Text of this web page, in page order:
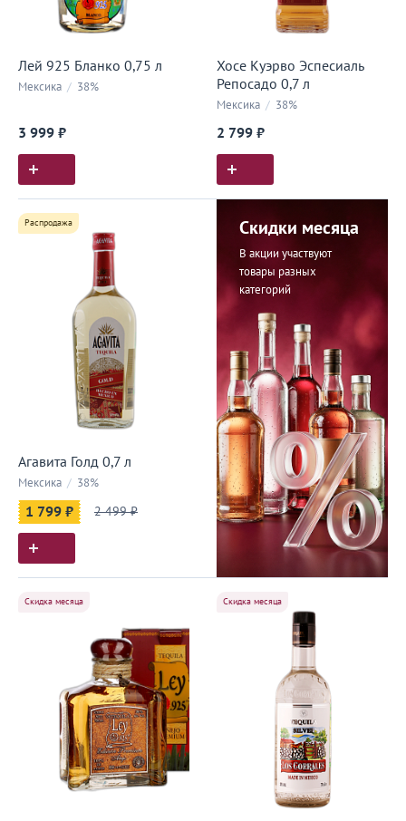
Лей 925 Бланко 0,75 л
Мексика / 38%
3 999 ₽
Хосе Куэрво Эспесиаль
Репосадо 0,7 л
Мексика / 38%
2 799 ₽
Распродажа
Агавита Голд 0,7 л
Мексика / 38%
1 799 ₽ 2 499 ₽
Скидки месяца
В акции участвуют
товары разных
категорий
Скидка месяца Скидка месяца